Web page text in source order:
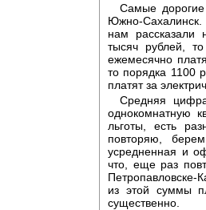
Самые дорогие
Южно-Сахалинск.
нам рассказали
тысяч рублей,
ежемесячно
то порядка 1100
платят за
Средняя
однокомнатную
льготы, есть
повторяю,
усредненная и
что, еще раз
Петропавловске-
из этой суммы
существенно.